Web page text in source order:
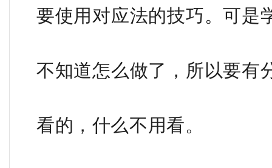
要使用对应法的技巧。可是
不知道怎么做了，所以要有
看的，什么不用看。